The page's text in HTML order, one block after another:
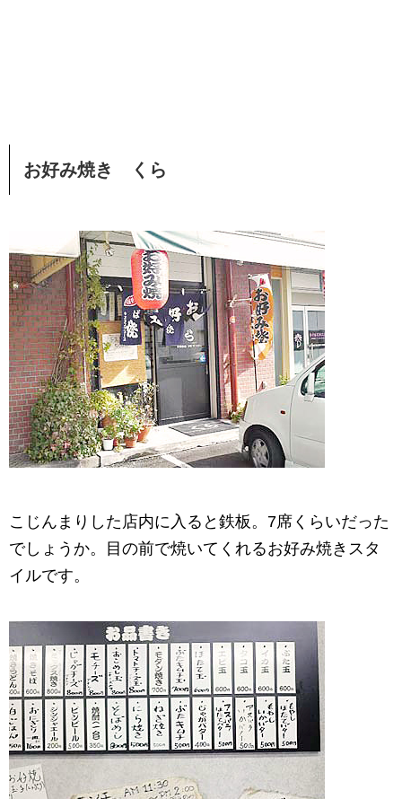
お好み焼き くら
こじんまりした店内に入ると鉄板。7席くらいだった
でしょうか。目の前で焼いてくれるお好み焼きスタ
イルです。